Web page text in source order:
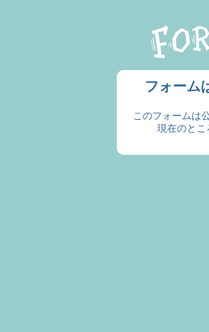
フォーム
このフォームは
現在のとこ